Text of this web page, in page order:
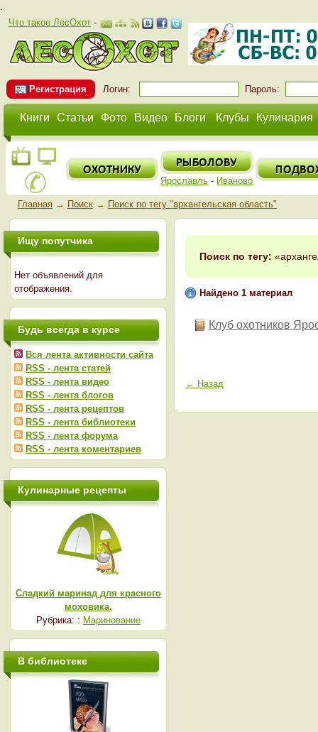
.
Что такое ЛесОхот-
Регистрация Логин: Пароль:
Книги Статьи Фото Видео Блоги Клубы Кулинария
Ярославль - Иваново
Главная→ Поиск→ Поиск по тегу "архангельская область"
Поиск по тегу:
Найдено 1 материал
Клуб охотников
← Назад
Ищу попутчика
Нет объявлений для
отображения.
Будь всегда в курсе
Вся лента активности сайта
RSS - лента статей
RSS - лента видео
RSS - лента блогов
RSS - лента рецептов
RSS - лента библиотеки
RSS - лента форума
RSS - лента коментариев
Кулинарные рецепты
Сладкий маринад для красного
моховика.
Рубрика: : Маринование
В библиотеке